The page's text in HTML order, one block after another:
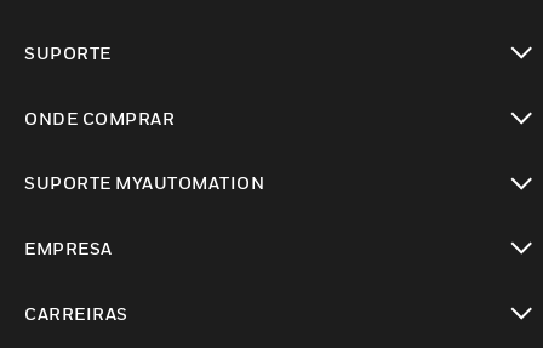
SUPORTE
ONDE COMPRAR
SUPORTE MYAUTOMATION
EMPRESA
CARREIRAS